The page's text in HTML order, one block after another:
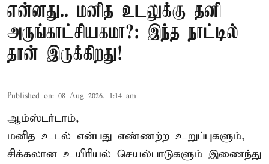
என்னது.. மனித உடலுக்கு தனி
அருங்காட்சியகமா?: இந்த நாட்டில்
தான் இருக்கிறது!
Published on: 08 Aug 2026, 1:14 am
ஆம்ஸ்டர்டாம்,
மனித உடல் என்பது எண்ணற்ற உறுப்புகளும்,
சிக்கலான உயிரியல் செயல்பாடுகளும் இணைந்து